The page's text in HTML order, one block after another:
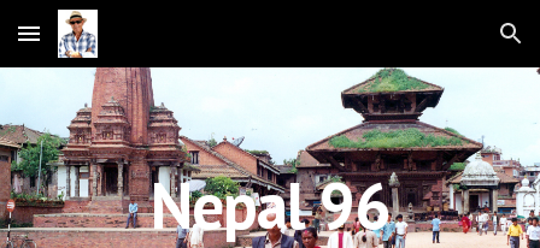
Skip to main content Skip to navigation
Nepal 96